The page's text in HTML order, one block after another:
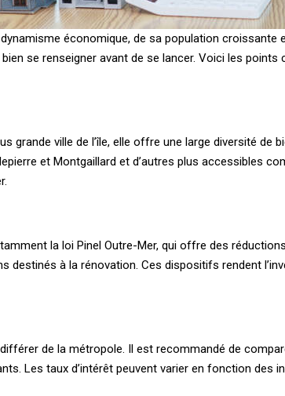
économique, de sa population
se renseigner avant de se lancer. Voici les
ville de l’île, elle offre une large diversité de
et Montgaillard et d’autres plus accessibles
la loi Pinel Outre-Mer, qui offre des
destinés à la rénovation. Ces dispositifs rendent
de la métropole. Il est recommandé de
Les taux d’intérêt peuvent varier en fonction des